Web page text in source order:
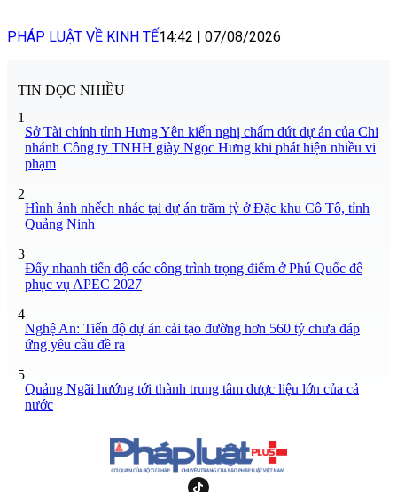
PHÁP LUẬT VỀ KINH TẾ14:42 | 07/08/2026
TIN ĐỌC NHIỀU
1
Sở Tài chính tỉnh Hưng Yên kiến nghị chấm dứt dự án của Chi
nhánh Công ty TNHH giày Ngọc Hưng khi phát hiện nhiều vi
phạm
2
Hình ảnh nhếch nhác tại dự án trăm tỷ ở Đặc khu Cô Tô, tỉnh
Quảng Ninh
3
Đẩy nhanh tiến độ các công trình trọng điểm ở Phú Quốc để
phục vụ APEC 2027
4
Nghệ An: Tiến độ dự án cải tạo đường hơn 560 tỷ chưa đáp
ứng yêu cầu đề ra
5
Quảng Ngãi hướng tới thành trung tâm dược liệu lớn của cả
nước